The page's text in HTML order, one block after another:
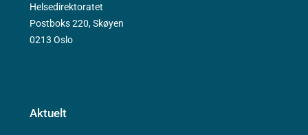
Helsedirektoratet
Postboks 220, Skøyen
0213 Oslo
Aktuelt